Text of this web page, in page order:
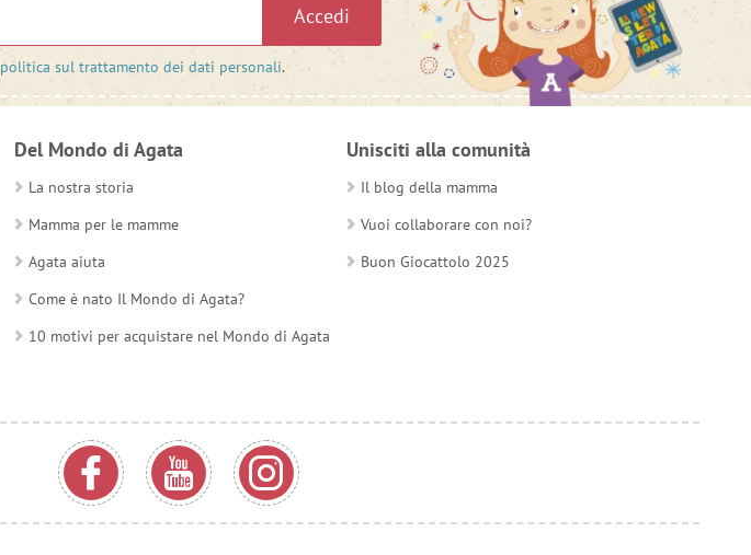
Accedi
politica sul trattamento dei dati personali.
Del Mondo di Agata
La nostra storia
Mamma per le mamme
Agata aiuta
Come è nato Il Mondo di Agata?
10 motivi per acquistare nel Mondo di Agata
Unisciti alla comunità
Il blog della mamma
Vuoi collaborare con noi?
Buon Giocattolo 2025